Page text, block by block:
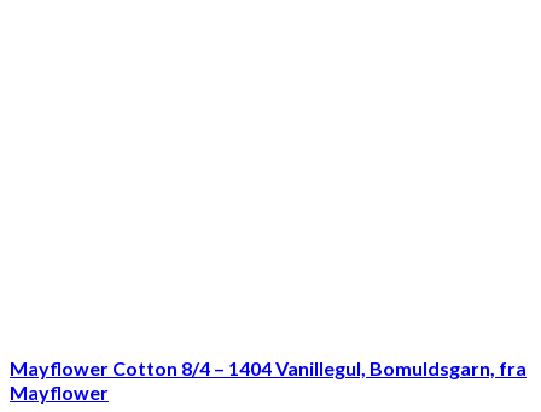
Mayflower Cotton 8/4 – 1404 Vanillegul, Bomuldsgarn, fra
Mayflower